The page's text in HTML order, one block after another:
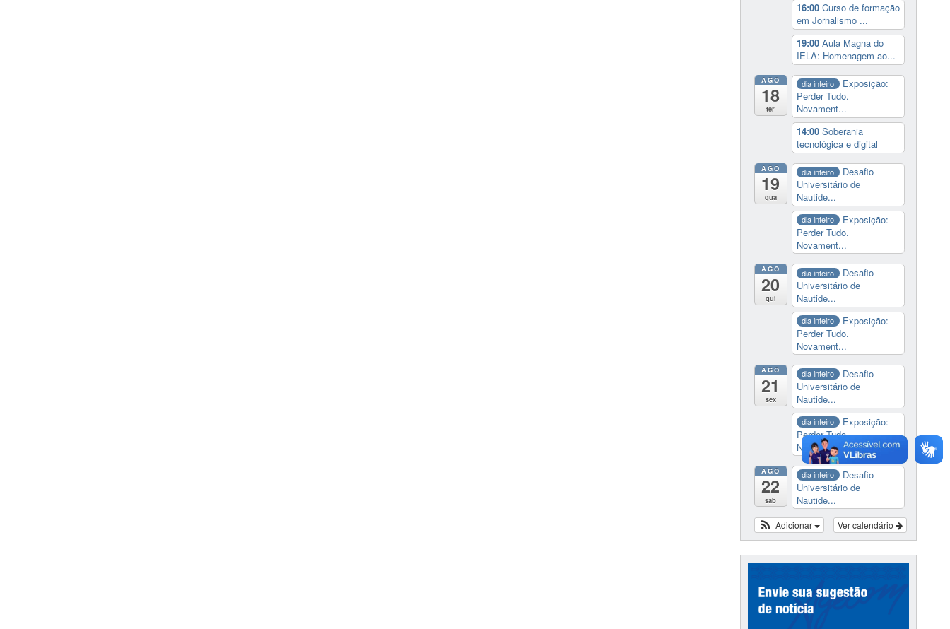
16:00 Curso de formação
em Jornalismo ...
19:00 Aula Magna do
IELA: Homenagem ao...
AGO
18
ter
dia inteiro
Exposição:
Perder Tudo.
Novament...
14:00 Soberania
tecnológica e digital
AGO
19
qua
dia inteiro
Desafio
Universitário de
Nautide...
dia inteiro
Exposição:
Perder Tudo.
Novament...
AGO
20
qui
dia inteiro
Desafio
Universitário de
Nautide...
dia inteiro
Exposição:
Perder Tudo.
Novament...
AGO
21
sex
dia inteiro
Desafio
Universitário de
Nautide...
dia inteiro
Exposição:
Perder Tudo.
Novament...
AGO
22
sáb
dia inteiro
Desafio
Universitário de
Nautide...
Ver calendário
Adicionar